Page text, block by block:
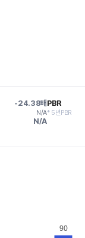
-24.38배
N/A
PBR
* 5년PBR
N/A
90
90